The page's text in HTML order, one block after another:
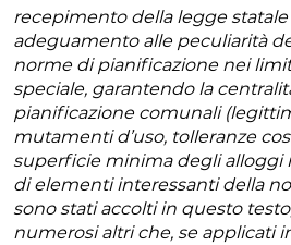
recepimento della legge statale
adeguamento alle peculiarità
norme di pianificazione nei
speciale, garantendo la
pianificazione comunali
mutamenti d’uso, tolleranze
superficie minima degli alloggi
di elementi interessanti della
sono stati accolti in questo
numerosi altri che, se applicati